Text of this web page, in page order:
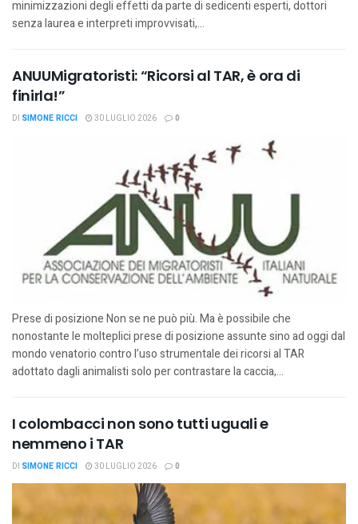
minimizzazioni degli effetti da parte di sedicenti esperti, dottori
senza laurea e interpreti improvvisati,...
ANUUMigratoristi: “Ricorsi al TAR, è ora di
finirla!”
DI SIMONE RICCI 30 LUGLIO 2026 0
Prese di posizione Non se ne può più. Ma è possibile che
nonostante le molteplici prese di posizione assunte sino ad oggi dal
mondo venatorio contro l’uso strumentale dei ricorsi al TAR
adottato dagli animalisti solo per contrastare la caccia,...
I colombacci non sono tutti uguali e
nemmeno i TAR
DI SIMONE RICCI 30 LUGLIO 2026 0